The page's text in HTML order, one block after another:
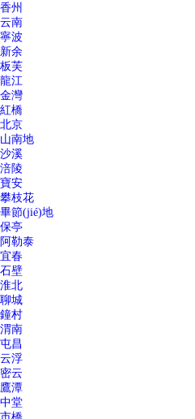
香州
云南
寧波
新余
板芙
龍江
金灣
紅橋
北京
山南地
沙溪
涪陵
寶安
攀枝花
畢節(jié)地
保亭
阿勒泰
宜春
石壁
淮北
聊城
鐘村
渭南
屯昌
云浮
密云
鷹潭
中堂